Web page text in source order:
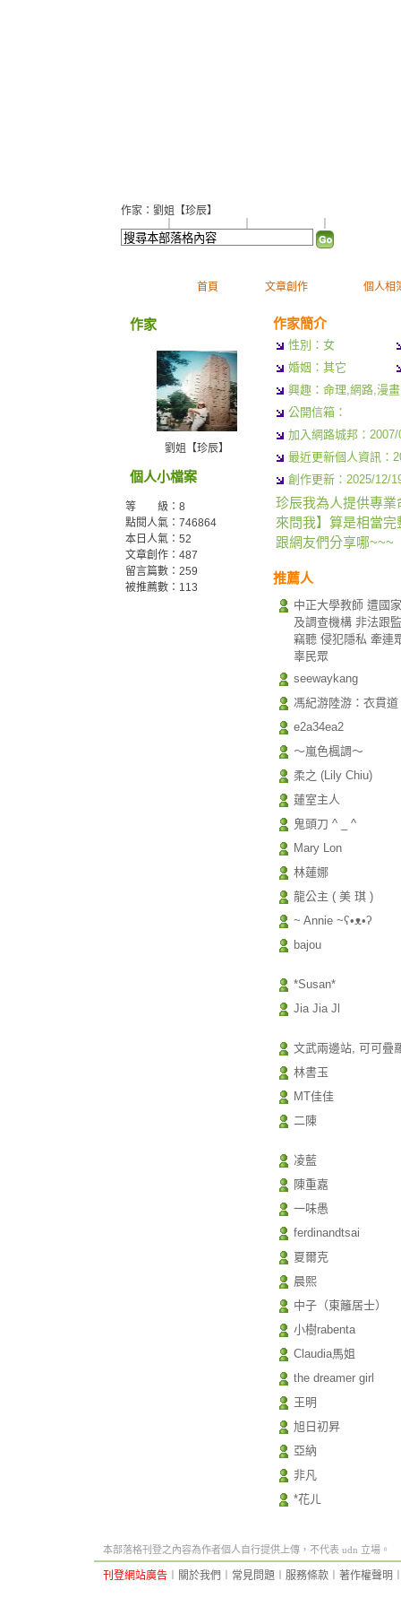
首頁 文章創作 個人相
作家：劉姐【珍辰】
作家
劉姐【珍辰】
個人小檔案
等 級：8
點閱人氣：746864
本日人氣：52
文章創作：487
留言篇數：259
被推薦數： 113
作家簡介
性別：女
婚姻：其它
興趣：命理,網路,漫
公開信箱：
加入網路城邦：
最近更新個人資訊：
創作更新：2025/12/
珍辰我為人提供專
來問我】算是相當
跟網友們分享哪~~~
推薦人
中正大學教師 遭國
及調查機構 非法跟
竊聽 侵犯隱私 牽連
辜民眾
seewaykang
馮紀游陸游：衣貫道
e2a34ea2
～嵐色楓調～
柔之 (Lily Chiu)
蓮室主人
鬼頭刀 ^ _ ^
Mary Lon
林蓮娜
龍公主 ( 美 琪 )
~ Annie ~ʕ•ᴥ•ʔ
bajou
*Susan*
Jia Jia Jl
文武兩邊站, 可可疊
林書玉
MT佳佳
二陳
凌藍
陳重嘉
一味愚
ferdinandtsai
夏爾克
晨熙
中子（東籬居士）
小樹rabenta
Claudia馬姐
the dreamer girl
王明
旭日初昇
亞納
非凡
*花ㄦ
本部落格刊登之內容為作者個人自行提供上傳，不代表 udn 立場。
刊登網站廣告 關於我們 常見問題 服務條款 著作權聲明